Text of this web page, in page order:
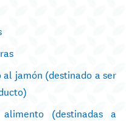
jamón (destinado a ser
(destinadas a